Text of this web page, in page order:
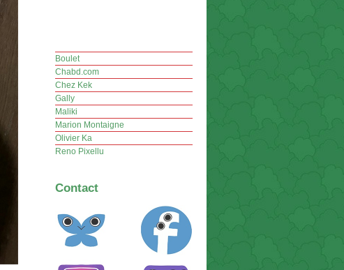
Boulet
Chabd.com
Chez Kek
Gally
Maliki
Marion Montaigne
Olivier Ka
Reno Pixellu
Contact